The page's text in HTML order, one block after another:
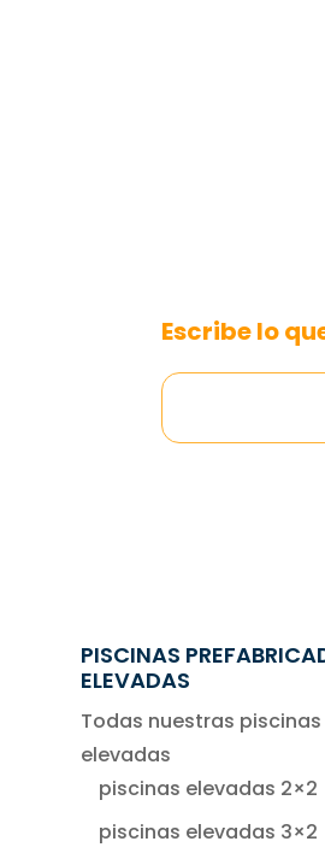
Escribe lo
PISCINAS
ELEVADAS
Todas nuestras
elevadas
piscinas elevadas 2×2
piscinas elevadas 3×2